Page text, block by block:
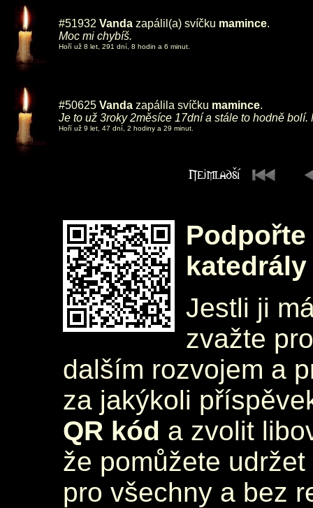
#51932 Vanda zapálil(a) svíčku mamince.
Moc mi chybíš.
Hoří už 8 let, 291 dní, 8 hodin a 6 minut.
#50625 Vanda zapálila svíčku mamince.
Je to už 3roky 2měsíce 17dní a stále to hodně
Hoří už 9 let, 47 dní, 2 hodiny a 29 minut.
katedrály
Jestli ji
zvažte
dalším rozvojem a
za jakýkoli
QR kód a zvolit
že pomůžete
pro všechny a bez